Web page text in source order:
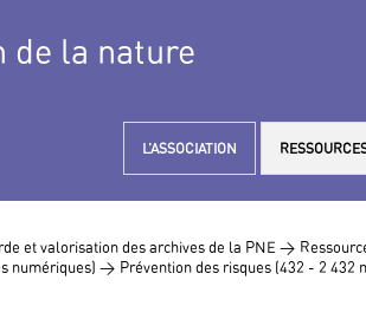
de la nature
L’ASSOCIATION
et valorisation des archives de la PNE >
numériques) > Prévention des risques (432 - 2 432